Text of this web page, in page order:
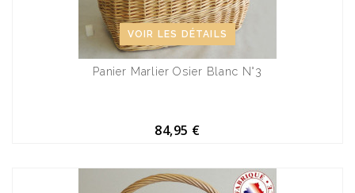
VOIR LES DÉTAILS
Panier Marlier Osier Blanc N°3
84,95 €